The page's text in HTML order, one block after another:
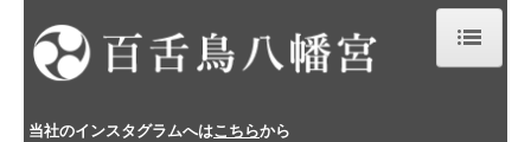
当社のインスタグラムへはこちらから